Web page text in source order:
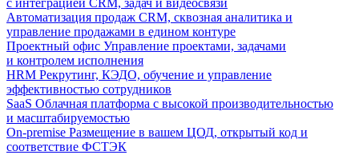
с интеграцией CRM, задач и видеосвязи
Автоматизация продаж CRM, сквозная аналитика и
управление продажами в едином контуре
Проектный офис Управление проектами, задачами
и контролем исполнения
HRM Рекрутинг, КЭДО, обучение и управление
эффективностью сотрудников
SaaS Облачная платформа с высокой производительностью
и масштабируемостью
On-premise Размещение в вашем ЦОД, открытый код и
соответствие ФСТЭК